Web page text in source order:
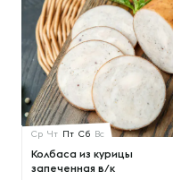
Ср Чт Пт Сб Вс
Колбаса из курицы
запеченная в/к